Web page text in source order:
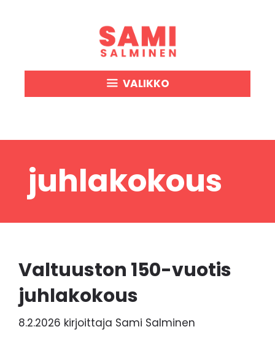
VALIKKO
juhlakokous
Valtuuston 150-vuotis
juhlakokous
8.2.2026 kirjoittaja Sami Salminen